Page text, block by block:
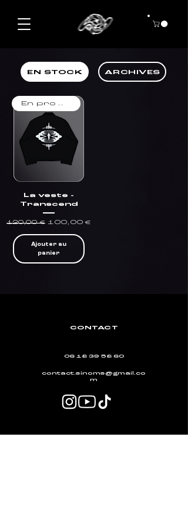
EN STOCK ARCHIVES
En promo !
La veste -
Transcend
Prix original
120,00 € Prix promotionnel
100,00 €
Ajouter au
panier
CONTACT
06 18 39 58 60
contact.sinoms@gmail.co
m